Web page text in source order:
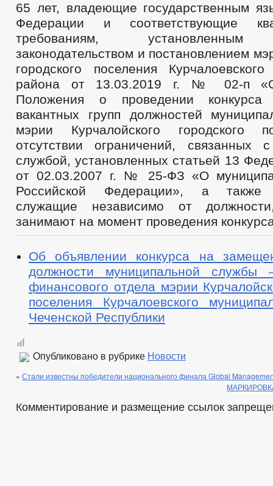
65 лет, владеющие государственным
Федерации и соответствующие
требованиям, установленным
законодательством и постановлением
городского поселения
района от 13.03.2019 г. № 02-п
Положения о проведении
вакантных групп должностей
мэрии Курчалойского городского
отсутствии ограничений, связанных
службой, установленных статьей 13
от 02.03.2007 г. № 25-ФЗ «О
Российской Федерации», а также
служащие независимо от
занимают на момент проведения
Об объявлении конкурса на
должности муниципальной службы
финансового отдела мэрии
поселения Курчалоевского
Чеченской Республики
Опубликовано в рубрике Новости
« Стали известны победители национального финала Global
Комментирование и размещение ссылок